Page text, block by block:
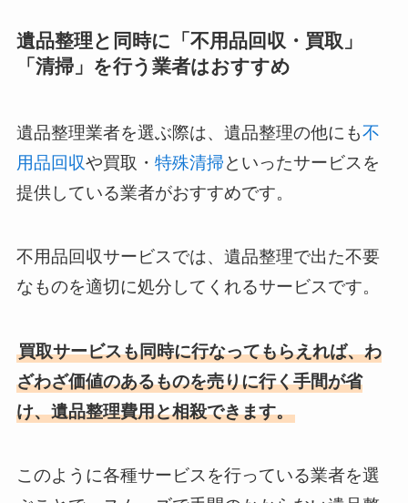
遺品整理と同時に「不用品回収・買取」
「清掃」を行う業者はおすすめ
遺品整理業者を選ぶ際は、遺品整理の他にも不
用品回収や買取・ 特殊清掃といったサービスを
提供している業者がおすすめです。
不用品回収サービスでは、遺品整理で出た不要
なものを適切に処分してくれるサービスです。
買取サービスも同時に行なってもらえれば、わ
ざわざ価値のあるものを売りに行く手間が省
け、遺品整理費用と相殺できます。
このように各種サービスを行っている業者を選